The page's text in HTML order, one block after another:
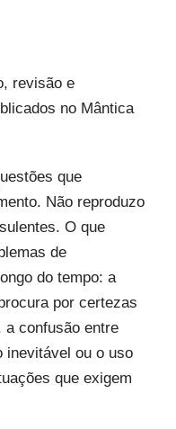
revisão e
no Mântica
que
Não reproduzo
O que
de
do tempo: a
por certezas
a confusão entre
inevitável ou o uso
que exigem